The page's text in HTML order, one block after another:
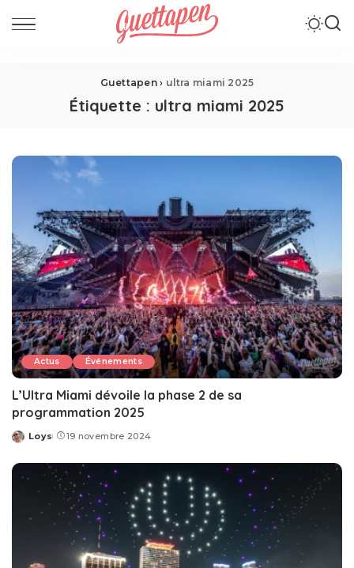
Guettapen› ultra miami 2025
Étiquette : ultra miami 2025
Actus Événements
L’Ultra Miami dévoile la phase 2 de sa
programmation 2025
Posted
Loys 19 novembre 2024